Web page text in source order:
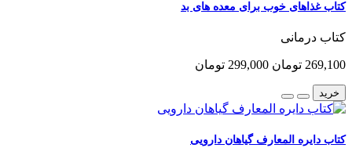
کتاب غذاهای خوب برای معده های بد
کتاب درمانی
269,100 تومان 299,000 تومان
خرید
کتاب دایره المعارف گیاهان دارویی